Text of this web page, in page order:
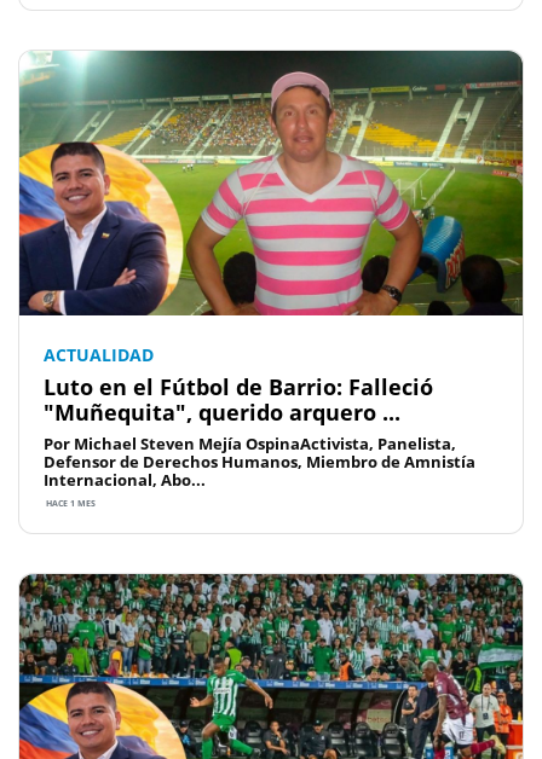
ACTUALIDAD
Luto en el Fútbol de Barrio: Falleció
"Muñequita", querido arquero ...
Por Michael Steven Mejía OspinaActivista, Panelista,
Defensor de Derechos Humanos, Miembro de Amnistía
Internacional, Abo...
HACE 1 MES